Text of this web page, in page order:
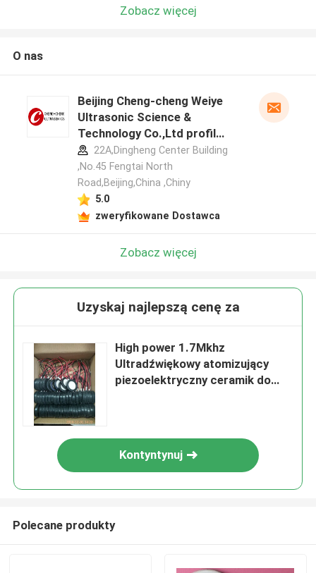
Zobacz więcej
O nas
Beijing Cheng-cheng Weiye
Ultrasonic Science &
Technology Co.,Ltd profil
producenta
22A,Dingheng Center Building
,No.45 Fengtai North
Road,Beijing,China ,Chiny
5.0
zweryfikowane Dostawca
Zobacz więcej
Uzyskaj najlepszą cenę za
High power 1.7Mkhz
Ultradźwiękowy atomizujący
piezoelektryczny ceramik do
Kontyntynuj
Polecane produkty